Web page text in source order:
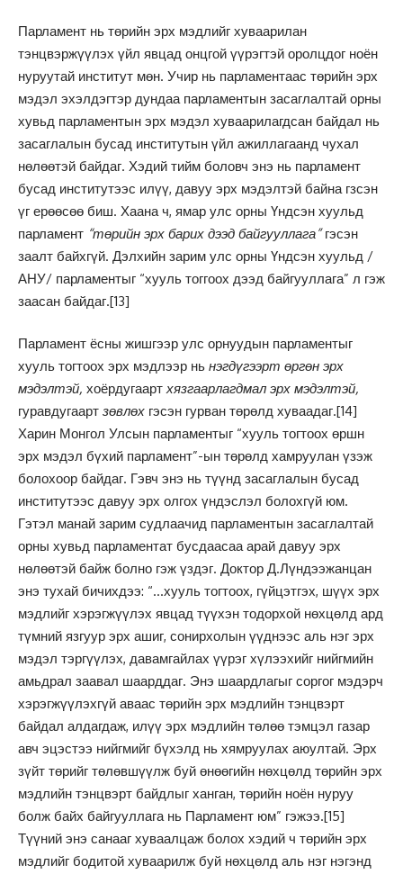
Парламент нь төрийн эрх мэдлийг хуваарилан
тэнцвэржүүлэх үйл явцад онцгой үүрэгтэй оролцдог ноён
нуруутай институт мөн. Учир нь парламентаас төрийн эрх
мэдэл эхэлдэгтэр дундаа парламентын засаглалтай орны
хувьд парламентын эрх мэдэл хуваарилагдсан байдал нь
засаглалын бусад институтын үйл ажиллагаанд чухал
нөлөөтэй байдаг. Хэдий тийм боловч энэ нь парламент
бусад институтээс илүү, давуу эрх мэдэлтэй байна гзсэн
үг ерөөсөө биш. Хаана ч, ямар улс орны Үндсэн хуульд
парламент “төрийн эрх барих дээд байгууллага”гэсэн
заалт байхгүй. Дэлхийн зарим улс орны Үндсэн хуульд /
АНУ/ парламентыг “хууль тоггоох дээд байгууллага” л гэж
заасан байдаг.[13]
Парламент ёсны жишгээр улс орнуудын парламентыг
хууль тогтоох эрх мэдлээр нь нэгдүгээрт өргөн эрх
мэдэлтэй, хоёрдугаартхязгаарлагдмал эрх мэдэлтэй,
гуравдугаарт зөвлөх гэсэн гурван төрөлд хуваадаг.[14]
Харин Монгол Улсын парламентыг “хууль тогтоох өршн
эрх мэдэл бүхий парламент”-ын төрөлд хамруулан үзэж
болохоор байдаг. Гэвч энэ нь түүнд засаглалын бусад
институтээс давуу эрх олгох үндэслэл болохгүй юм.
Гэтэл манай зарим судлаачид парламентын засаглалтай
орны хувьд парламентат бусдаасаа арай давуу эрх
нөлөөтэй байж болно гэж үздэг. Доктор Д.Лүндээжанцан
энэ тухай бичихдээ: “…хууль тогтоох, гүйцэтгэх, шүүх эрх
мэдлийг хэрэгжүүлэх явцад түүхэн тодорхой нөхцөлд ард
түмний язгуур эрх ашиг, сонирхолын үүднээс аль нэг эрх
мэдэл тэргүүлэх, давамгайлах үүрэг хүлээхийг нийгмийн
амьдрал заавал шаарддаг. Энэ шаардлагыг соргог мэдэрч
хэрэгжүүлэхгүй аваас төрийн эрх мэдлийн тэнцвэрт
байдал алдагдаж, илүү эрх мэдлийн төлөө тэмцэл газар
авч эцэстээ нийгмийг бүхэлд нь хямруулах аюултай. Эрх
зүйт төрийг төлөвшүүлж буй өнөөгийн нөхцөлд төрийн эрх
мэдлийн тэнцвэрт байдлыг ханган, төрийн ноён нуруу
болж байх байгууллага нь Парламент юм” гэжээ.[15]
Түүний энэ санааг хуваалцаж болох хэдий ч төрийн эрх
мэдлийг бодитой хуваарилж буй нөхцөлд аль нэг нэгэнд